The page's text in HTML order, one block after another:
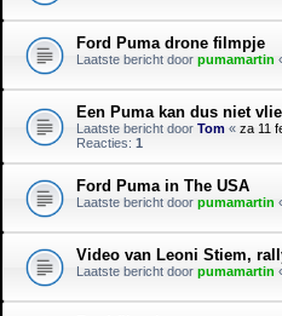
Ford Puma drone filmpje
Laatste bericht door pumamartin
Een Puma kan dus niet
Laatste bericht door Tom « za 11
Reacties: 1
Ford Puma in The USA
Laatste bericht door pumamartin
Video van Leoni Stiem,
Laatste bericht door pumamartin